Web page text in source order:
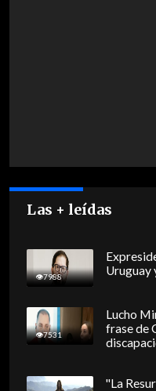
Las + leídas
7988
Uruguay
7531
Lucho
frase de
"La